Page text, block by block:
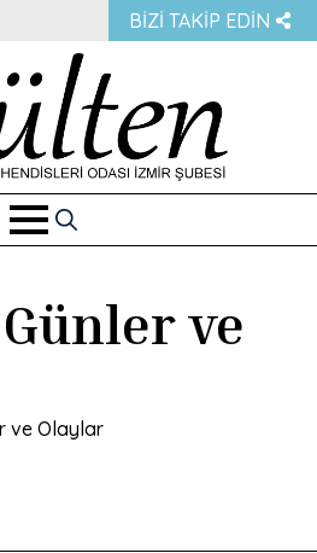
BIZI TAKIP EDIN
Search
ve
ve Olaylar